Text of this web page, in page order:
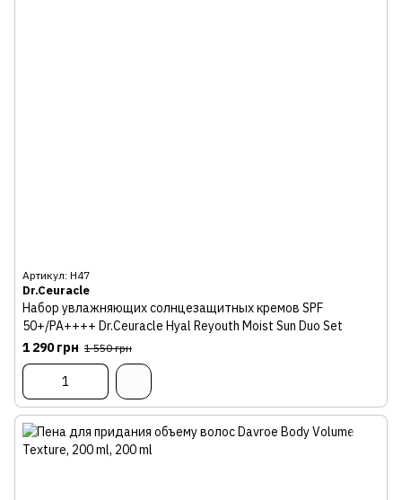
Артикул: Н47
Dr.Ceuracle
Набор увлажняющих солнцезащитных кремов SPF
50+/PA++++ Dr.Ceuracle Hyal Reyouth Moist Sun Duo Set
1 290 грн 1 550 грн